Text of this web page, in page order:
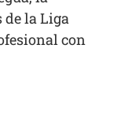
de la Liga
con